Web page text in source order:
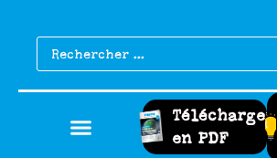
Télécharger
en PDF